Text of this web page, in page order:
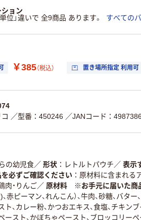
ョン
位」違いで 全9商品 あります。
すべての
￥385（税込） 置き場所指定 利用可
／型番：450246 ／JANコード：
の幼児食／ 形状 レトルトパウチ ／ 表示
必ずご確認ください
原材料に含まれる
肉・りんご／ 原材料 ※お手元に届いた商
赤ピーマン、れんこん）、牛肉、砂糖、バタ
ト、カレー粉、かつおエキス、食塩、チキン
ースト、かぼちゃペースト、ブロッコリー